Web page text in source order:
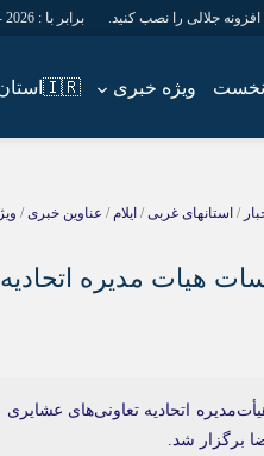
افزونه جلالی را نصب کنید. برابر با : Friday - 7 - August - 2026
ویژه خبری 🇮🇷استان ها
گالری فیلم
حساب مشتری
/ استانهای غربی/ ایلام / عناوین خبری/
هیات مدیره
اتحادیه تعاونی‌های
برگزار شد.